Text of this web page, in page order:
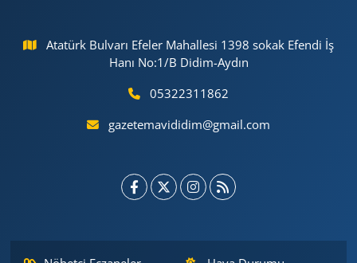
Atatürk Bulvarı Efeler Mahallesi 1398 sokak Efendi İş
Hanı No:1/B Didim-Aydın
05322311862
gazetemavididim@gmail.com